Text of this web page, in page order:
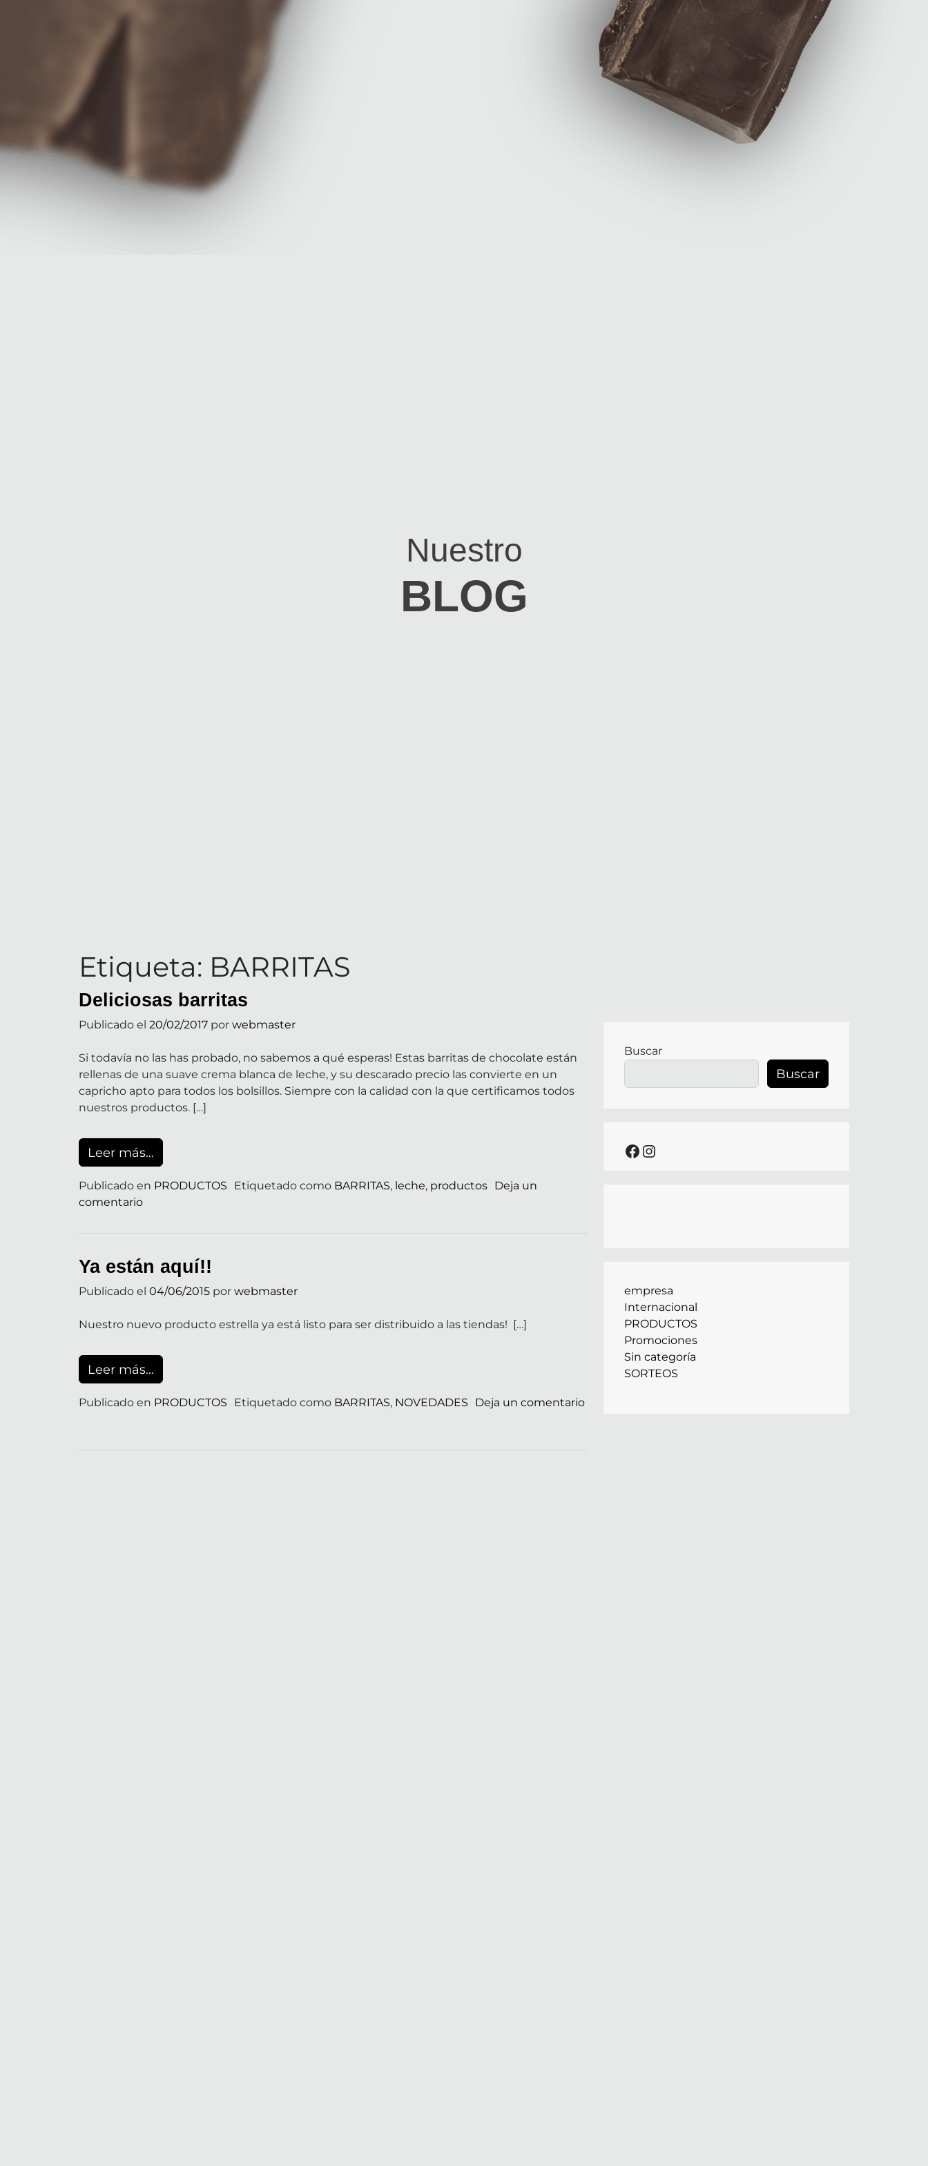
Nuestro
BLOG
Etiqueta: BARRITAS
Deliciosas barritas
Publicado el 20/02/2017 por webmaster
Si todavía no las has probado, no sabemos a qué esperas! Estas barritas de chocolate están
rellenas de una suave crema blanca de leche, y su descarado precio las convierte en un
capricho apto para todos los bolsillos. Siempre con la calidad con la que certificamos todos
nuestros productos. […]
Leer más…
Publicado en PRODUCTOS Etiquetado como BARRITAS, leche, productos Deja un
comentarioen Deliciosas barritas
Ya están aquí!!
Publicado el 04/06/2015 por webmaster
Nuestro nuevo producto estrella ya está listo para ser distribuido a las tiendas! […]
Leer más…
Publicado en PRODUCTOS Etiquetado como BARRITAS, NOVEDADES
Deja un comentario
Buscar
Buscar
facebook
instagram
empresa
Internacional
PRODUCTOS
Promociones
Sin categoría
SORTEOS